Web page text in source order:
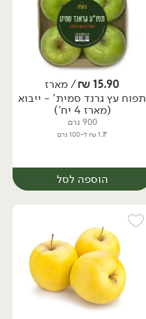
יח׳ ק״ג
15.90
₪/ מארז
תפוח עץ גרנד סמית' - ייבוא
(מארז 4 יח')
900 גרם
1.77 ₪ ל-100 גרם
הוספה לסל